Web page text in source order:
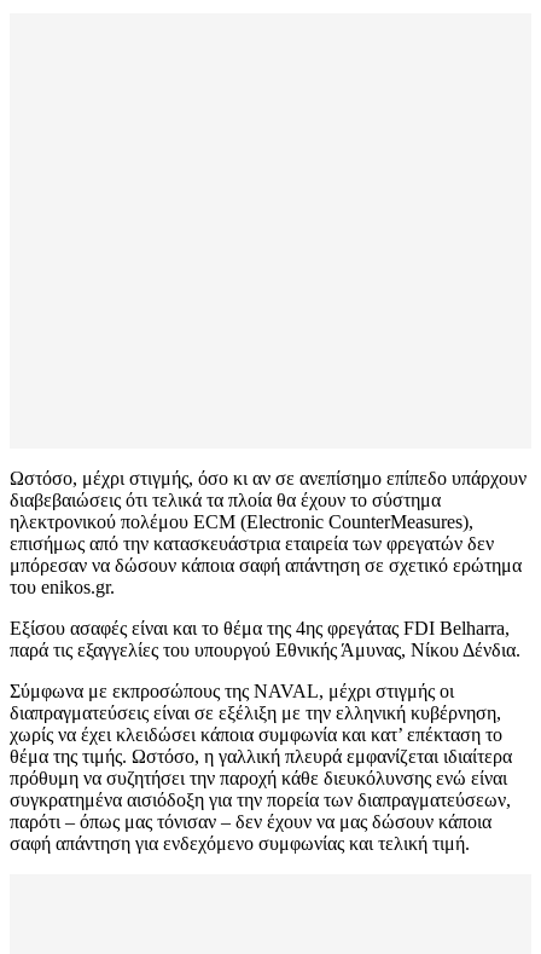
Ωστόσο, μέχρι στιγμής, όσο κι αν σε ανεπίσημο επίπεδο υπάρχουν
διαβεβαιώσεις ότι τελικά τα πλοία θα έχουν το σύστημα
ηλεκτρονικού πολέμου ECM (Electronic CounterMeasures),
επισήμως από την κατασκευάστρια εταιρεία των φρεγατών δεν
μπόρεσαν να δώσουν κάποια σαφή απάντηση σε σχετικό ερώτημα
του enikos.gr.
Εξίσου ασαφές είναι και το θέμα της 4ης φρεγάτας FDI Belharra,
παρά τις εξαγγελίες του υπουργού Εθνικής Άμυνας, Νίκου Δένδια.
Σύμφωνα με εκπροσώπους της NAVAL, μέχρι στιγμής οι
διαπραγματεύσεις είναι σε εξέλιξη με την ελληνική κυβέρνηση,
χωρίς να έχει κλειδώσει κάποια συμφωνία και κατ’ επέκταση το
θέμα της τιμής. Ωστόσο, η γαλλική πλευρά εμφανίζεται ιδιαίτερα
πρόθυμη να συζητήσει την παροχή κάθε διευκόλυνσης ενώ είναι
συγκρατημένα αισιόδοξη για την πορεία των διαπραγματεύσεων,
παρότι – όπως μας τόνισαν – δεν έχουν να μας δώσουν κάποια
σαφή απάντηση για ενδεχόμενο συμφωνίας και τελική τιμή.